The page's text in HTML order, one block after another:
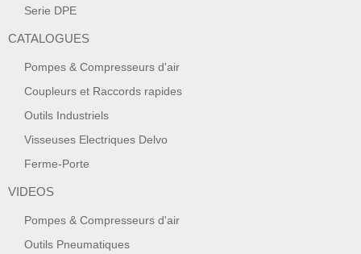
Serie DPE
CATALOGUES
Pompes & Compresseurs d'air
Coupleurs et Raccords rapides
Outils Industriels
Visseuses Electriques Delvo
Ferme-Porte
VIDEOS
Pompes & Compresseurs d'air
Outils Pneumatiques